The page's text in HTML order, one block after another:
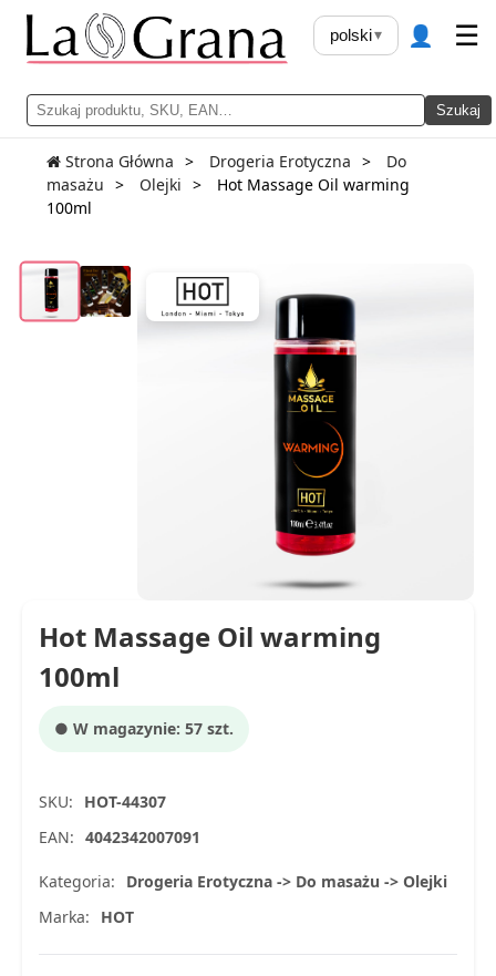
Szukaj
polski▾ 👤 ☰
Strona Główna Drogeria Erotyczna
Do
masażu
Olejki
Hot Massage Oil warming
100ml
Hot Massage Oil warming
100ml
● W magazynie: 57 szt.
SKU:
HOT-44307
EAN: 4042342007091
Kategoria:
Drogeria Erotyczna -> Do masażu -> Olejki
Marka:
HOT